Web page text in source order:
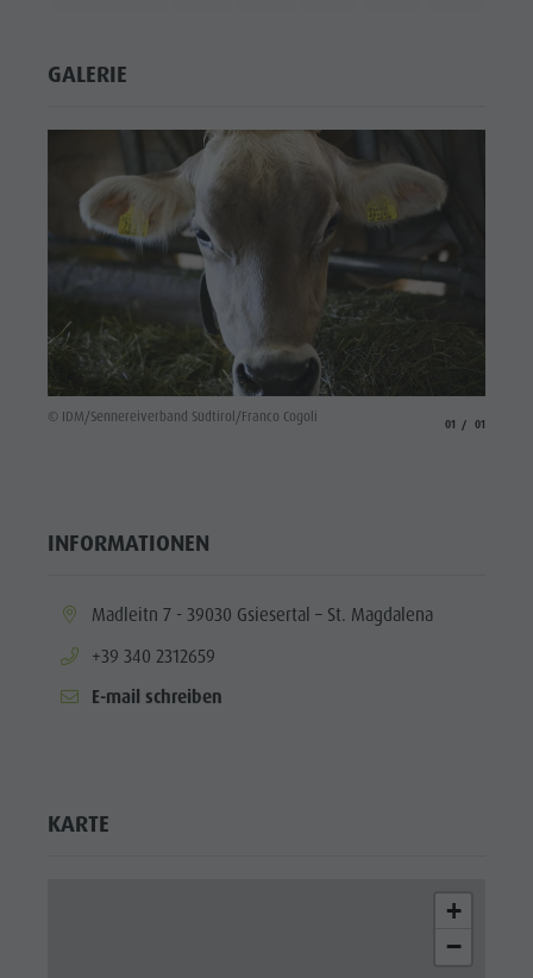
GALERIE
© IDM/Sennereiverband Südtirol/Franco Cogoli
01 01
INFORMATIONEN
aria.location:
Madleitn 7 - 39030 Gsiesertal – St. Magdalena
aria.phone:
+39 340 2312659
E-mail schreiben
KARTE
+
−